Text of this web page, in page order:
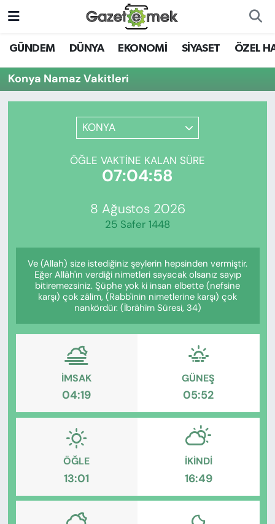
GÜNDEM DÜNYA EKONOMİ SİYASET ÖZEL
Konya Namaz Vakitleri
KONYA
ÖĞLE VAKTINE KALAN SÜRE
07:04:58
8 Ağustos 2026
25 Safer 1448
Ve (Allah) size istediğiniz şeylerin hepsinden vermiştir.
Eğer Allâh'ın verdiği nimetleri sayacak olsanız sayıp
bitiremezsiniz. Şüphe yok ki insan elbette (nefsine
karşı) çok zâlim, (Rabb'inin nimetlerine karşı) çok
nankördür. (İbrâhîm Sûresi, 34)
İMSAK
04:19
GÜNEŞ
05:52
ÖĞLE
13:01
İKINDI
16:49
DÜNYA
EKONOMİ
YENİ MEDYADA EMEK
GAZETECİLİĞİNİ GELİŞTİRMEK
EĞİTİM
KADIN
KÜLTÜR-SANAT
ÖZEL HABER
YAZAR KÖŞESİ
SİYASET
Nöbetçi Eczaneler
Hava Durumu
Trafik Durumu
Süper Lig Puan Durumu ve Fikstür
Tüm Manşetler
Haber Arşivi